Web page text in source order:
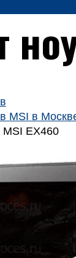
MSI в
MSI EX460